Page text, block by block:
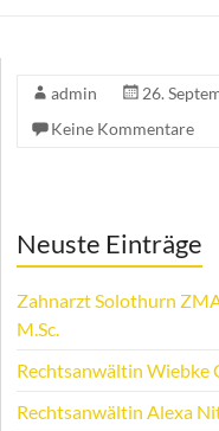
admin 26.
Keine Kommentare
Neuste Einträge
Zahnarzt Solothurn
M.Sc.
Rechtsanwältin Wiebke
Rechtsanwältin Alexa